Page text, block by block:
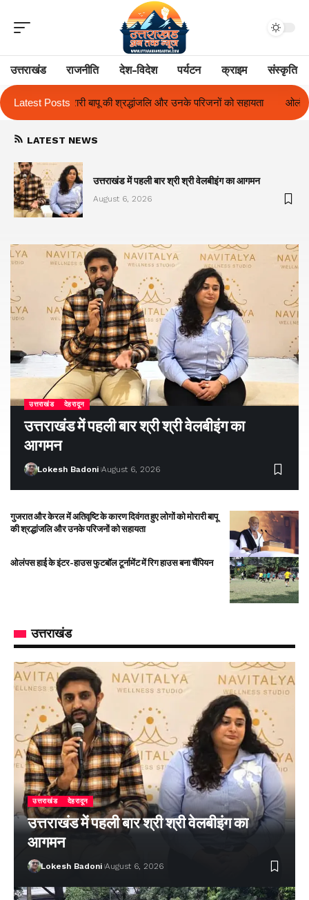
उत्तराखंड राजनीति देश-विदेश पर्यटन क्राइम संस्कृति
Latest Posts
और उनके परिजनों को सहायता ओलंपस हाई के इंटर-हाउस फुटबॉल टूर्नामेंट में
LATEST NEWS
उत्तराखंड में पहली बार श्री श्री वेलबीइंग का आगमन
August 6, 2026
उत्तराखंड देहरादून
उत्तराखंड में पहली बार श्री श्री वेलबीइंग का
आगमन
Lokesh Badoni August 6, 2026
गुजरात और केरल में अतिवृष्टि के कारण दिवंगत हुए लोगों को मोरारी बापू
की श्रद्धांजलि और उनके परिजनों को सहायता
ओलंपस हाई के इंटर-हाउस फुटबॉल टूर्नामेंट में रिग हाउस बना चैंपियन
उत्तराखंड
उत्तराखंड देहरादून
उत्तराखंड में पहली बार श्री श्री वेलबीइंग का
आगमन
Lokesh Badoni August 6, 2026